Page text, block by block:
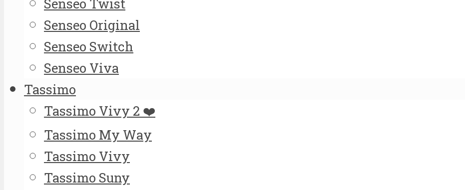
Senseo Twist
Senseo Original
Senseo Switch
Senseo Viva
Tassimo
Tassimo Vivy 2 ❤️
Tassimo My Way
Tassimo Vivy
Tassimo Suny